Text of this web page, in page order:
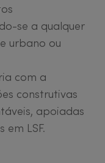
se a qualquer
urbano ou
com a
construtivas
apoiadas
LSF.